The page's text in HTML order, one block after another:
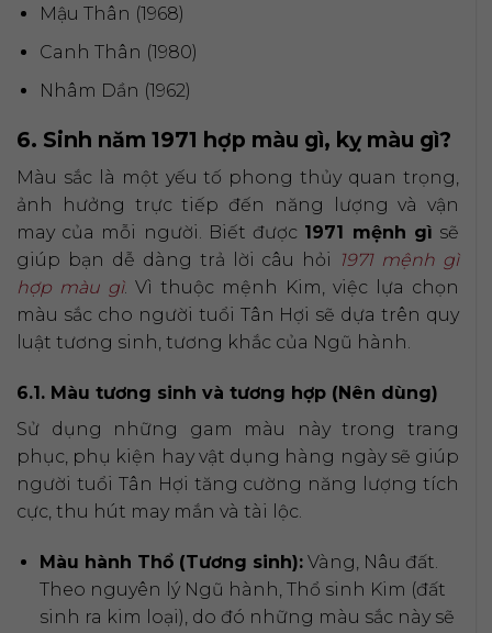
Mậu Thân (1968)
Canh Thân (1980)
Nhâm Dần (1962)
6. Sinh năm 1971 hợp màu gì, kỵ màu gì?
Màu sắc là một yếu tố phong thủy quan trọng,
ảnh hưởng trực tiếp đến năng lượng và vận
may của mỗi người. Biết được 1971 mệnh gì sẽ
giúp bạn dễ dàng trả lời câu hỏi
1971 mệnh gì
hợp màu gì. Vì thuộc mệnh Kim, việc lựa chọn
màu sắc cho người tuổi Tân Hợi sẽ dựa trên quy
luật tương sinh, tương khắc của Ngũ hành.
6.1. Màu tương sinh và tương hợp (Nên dùng)
Sử dụng những gam màu này trong trang
phục, phụ kiện hay vật dụng hàng ngày sẽ giúp
người tuổi Tân Hợi tăng cường năng lượng tích
cực, thu hút may mắn và tài lộc.
Màu hành Thổ (Tương sinh):Vàng, Nâu đất.
Theo nguyên lý Ngũ hành, Thổ sinh Kim (đất
sinh ra kim loại), do đó những màu sắc này sẽ